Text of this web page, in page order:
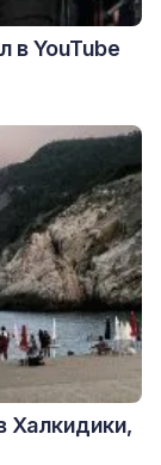
в YouTube
Халкидики,